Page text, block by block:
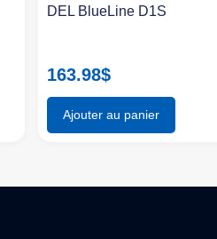
DEL BlueLine D1S
163.98$
Ajouter au panier